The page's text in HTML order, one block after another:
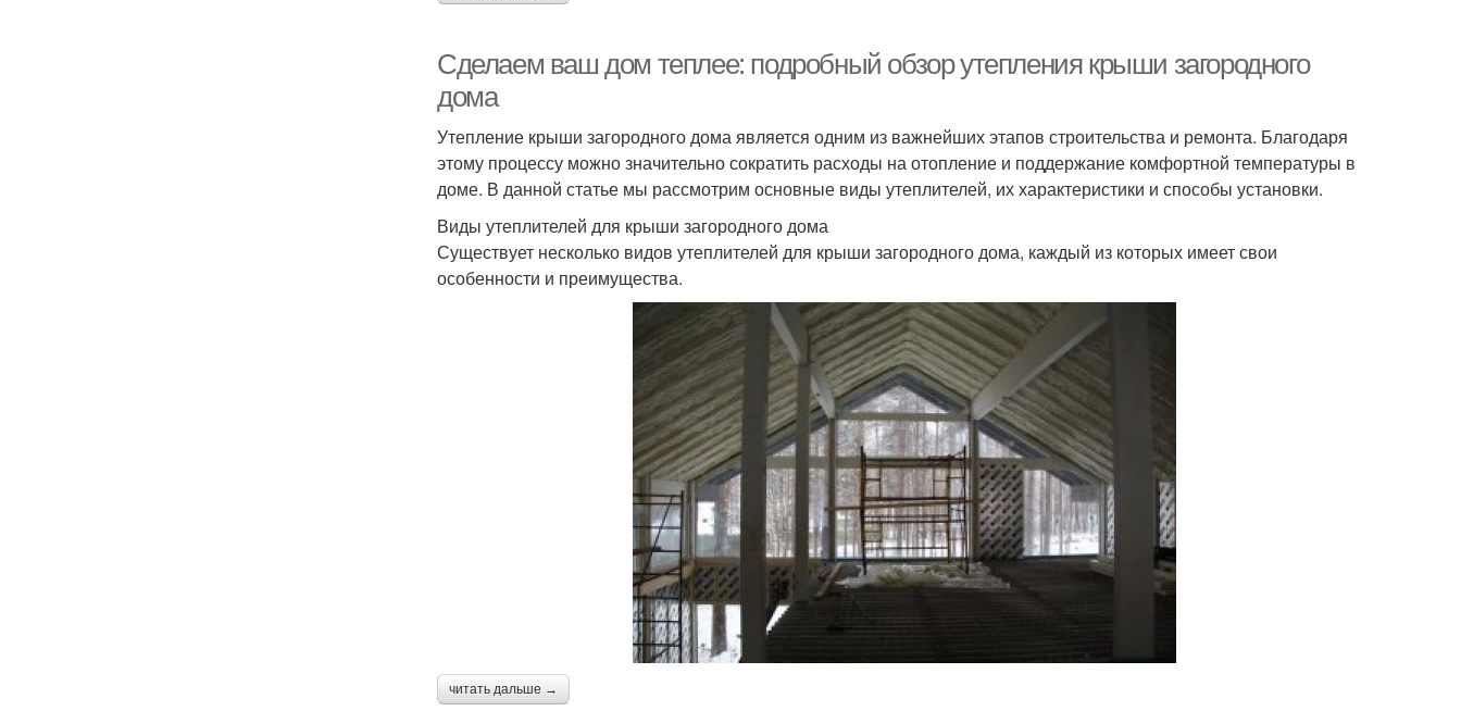
Сделаем ваш дом теплее: подробный обзор утепления крыши загородного
дома
Утепление крыши загородного дома является одним из важнейших этапов строительства и ремонта. Благодаря
этому процессу можно значительно сократить расходы на отопление и поддержание комфортной температуры в
доме. В данной статье мы рассмотрим основные виды утеплителей, их характеристики и способы установки.
Виды утеплителей для крыши загородного дома
Существует несколько видов утеплителей для крыши загородного дома, каждый из которых имеет свои
особенности и преимущества.
читать дальше →